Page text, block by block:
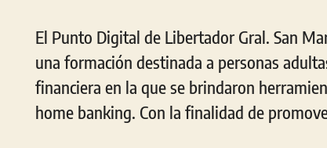
El Punto Digital de Libertador Gral. San
una formación destinada a personas
financiera en la que se brindaron
home banking. Con la finalidad de